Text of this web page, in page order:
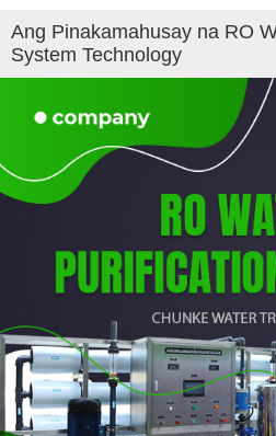
Ang Pinakamahusay na RO
System Technology